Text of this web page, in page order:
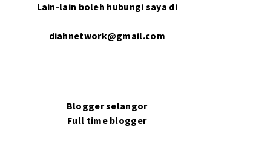
Lain-lain boleh hubungi saya di
diahnetwork@gmail.com
Blogger selangor
Full time blogger